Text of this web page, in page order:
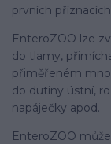
prvních
EnteroZOO lze
do tlamy,
přiměřeném
do dutiny ústní,
napáječky apod.
EnteroZOO